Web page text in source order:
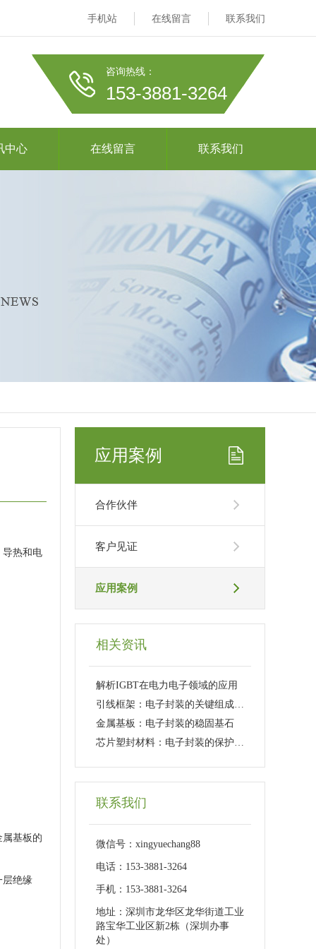
手机站 在线留言 联系我们
咨询热线：
153-3881-3264
中心 在线留言 联系我们
导热和电
基板的
层绝缘
应用案例
合作伙伴
客户见证
应用案例
相关资讯
解析IGBT在电力电子领域的应用
引线框架：电子封装的关键组成部分
金属基板：电子封装的稳固基石
芯片塑封材料：电子封装的保护屏障
联系我们
微信号：xingyuechang88
电话：153-3881-3264
手机：153-3881-3264
地址：深圳市龙华区龙华街道工业
路宝华工业区新2栋（深圳办事
处）